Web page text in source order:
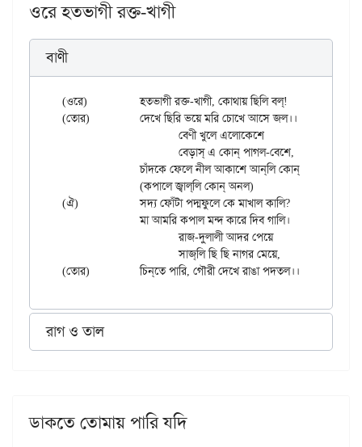
ওরে হতভাগী রক্ত-খাগী
বাণী
(ওরে)		হতভাগী রক্ত-খাগী, কোথায় ছিলি বল্!
(তোর)		দেখে ছিরি ভয়ে মরি চোখে আসে জল।।
		চাঁদকে ফেলে নীল আকাশে আন্‌লি কোন্ অনল।।
(ঐ)		সদ্য ফোঁটা পদ্মফুলে কে মাখাল কালি?
		মা আমরি কপাল মন্দ কারে দিব গালি।
			রাজ-দুলালী আদর পেয়ে
			সাজ্‌লি ছি ছি নাগর মেয়ে,
রাগ ও তাল
ডাকতে তোমায় পারি যদি